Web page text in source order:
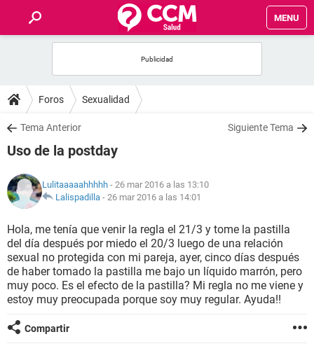
MENU
FOROS
SALUD
NUTRICIÓN
BIENESTAR
SEXUALIDAD
GLOSARIO
Foros Sexualidad
Tema Anterior Siguiente Tema
Uso de la postday
Lulitaaaaahhhhh - 26 mar 2016 a las 13:10
Lalispadilla - 26 mar 2016 a las 14:01
Hola, me tenía que venir la regla el 21/3 y tome la pastilla
del día después por miedo el 20/3 luego de una relación
sexual no protegida con mi pareja, ayer, cinco días después
de haber tomado la pastilla me bajo un líquido marrón, pero
muy poco. Es el efecto de la pastilla? Mi regla no me viene y
estoy muy preocupada porque soy muy regular. Ayuda!!
Compartir